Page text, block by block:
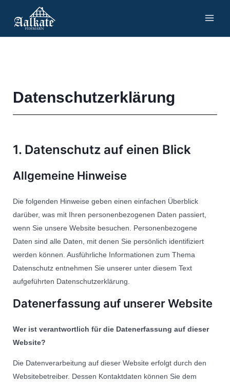
Inhalt
Datenschutzerklärung
1. Datenschutz auf einen Blick
Allgemeine Hinweise
Die folgenden Hinweise geben einen einfachen Überblick
darüber, was mit Ihren personenbezogenen Daten passiert,
wenn Sie unsere Website besuchen. Personenbezogene
Daten sind alle Daten, mit denen Sie persönlich identifiziert
werden können. Ausführliche Informationen zum Thema
Datenschutz entnehmen Sie unserer unter diesem Text
aufgeführten Datenschutzerklärung.
Datenerfassung auf unserer Website
Wer ist verantwortlich für die Datenerfassung auf dieser
Website?
Die Datenverarbeitung auf dieser Website erfolgt durch den
Websitebetreiber. Dessen Kontaktdaten können Sie dem